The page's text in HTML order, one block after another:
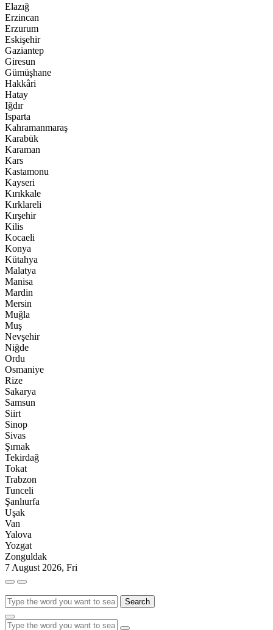
Elazığ
Erzincan
Erzurum
Eskişehir
Gaziantep
Giresun
Gümüşhane
Hakkâri
Hatay
Iğdır
Isparta
Kahramanmaraş
Karabük
Karaman
Kars
Kastamonu
Kayseri
Kırıkkale
Kırklareli
Kırşehir
Kilis
Kocaeli
Konya
Kütahya
Malatya
Manisa
Mardin
Mersin
Muğla
Muş
Nevşehir
Niğde
Ordu
Osmaniye
Rize
Sakarya
Samsun
Siirt
Sinop
Sivas
Şırnak
Tekirdağ
Tokat
Trabzon
Tunceli
Şanlıurfa
Uşak
Van
Yalova
Yozgat
Zonguldak
7 August 2026, Fri
Search